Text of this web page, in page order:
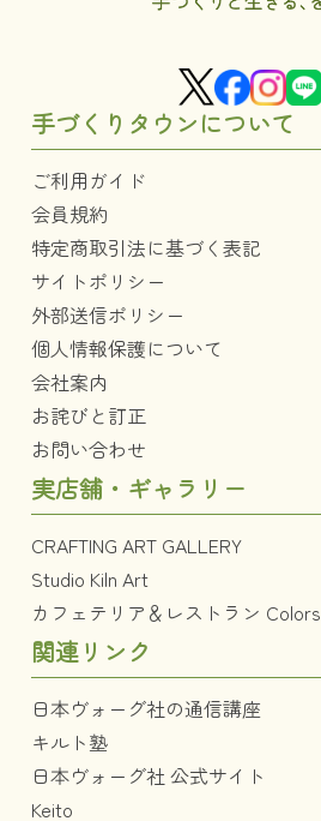
手づくりタウンについて
ご利用ガイド
会員規約
特定商取引法に基づく表記
サイトポリシー
外部送信ポリシー
個人情報保護について
会社案内
お詫びと訂正
お問い合わせ
実店舗・ギャラリー
CRAFTING ART GALLERY
Studio Kiln Art
カフェテリア＆レストラン Colors
関連リンク
日本ヴォーグ社の通信講座
キルト塾
日本ヴォーグ社 公式サイト
Keito